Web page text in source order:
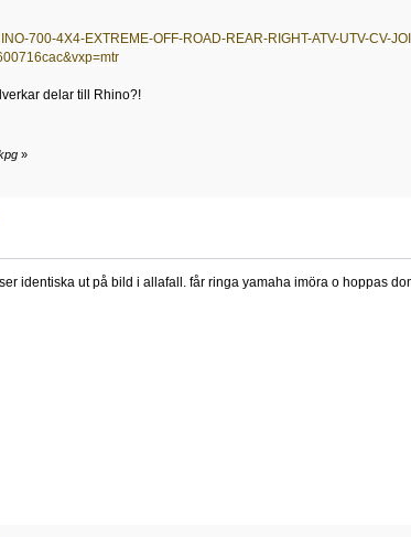
700-4X4-EXTREME-OFF-ROAD-REAR-RIGHT-ATV-UTV-CV-
delar till Rhino?!
»
identiska ut på bild i allafall. får ringa yamaha imöra o hoppas